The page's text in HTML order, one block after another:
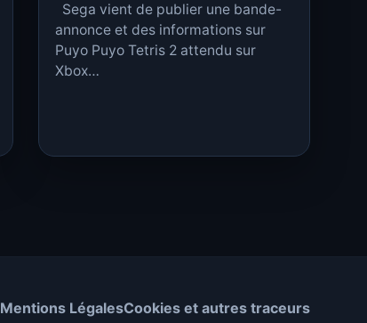
Sega vient de publier une bande-
annonce et des informations sur
Puyo Puyo Tetris 2 attendu sur
Xbox…
Mentions LégalesCookies et autres traceurs